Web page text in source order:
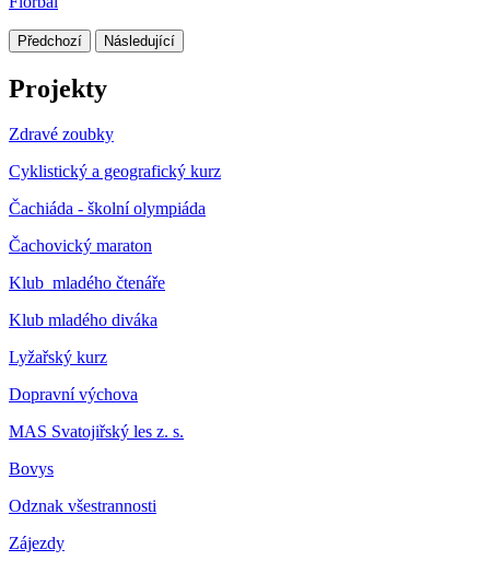
Předchozí Následující
Projekty
Zdravé zoubky
Cyklistický a geografický kurz
Čachiáda - školní olympiáda
Čachovický maraton
Klub mladého čtenáře
Klub mladého diváka
Lyžařský kurz
Dopravní výchova
MAS Svatojiřský les z. s.
Bovys
Odznak všestrannosti
Zájezdy